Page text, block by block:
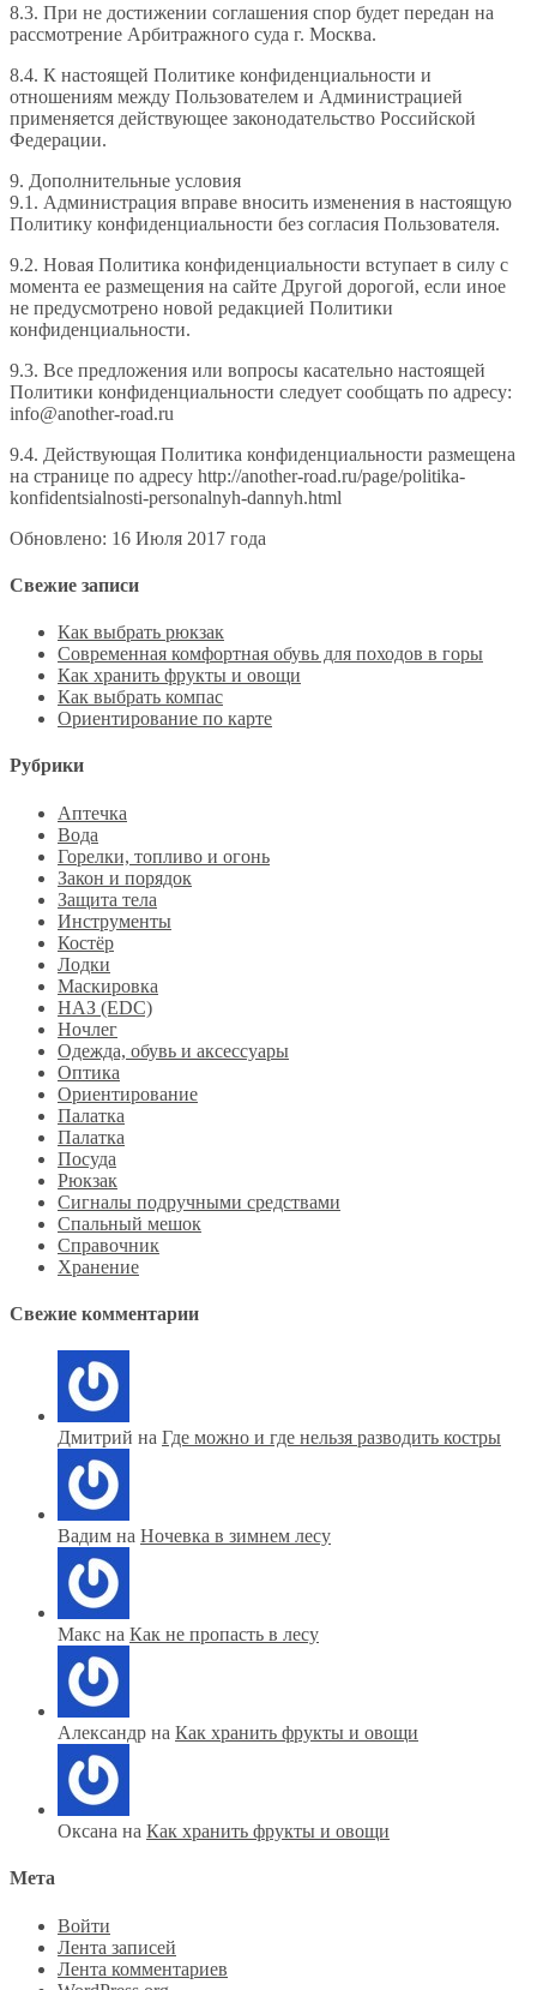
8.3. При не достижении соглашения спор будет передан на
рассмотрение Арбитражного суда г. Москва.
8.4. К настоящей Политике конфиденциальности и
отношениям между Пользователем и Администрацией
применяется действующее законодательство Российской
Федерации.
9. Дополнительные условия
9.1. Администрация вправе вносить изменения в настоящую
Политику конфиденциальности без согласия Пользователя.
9.2. Новая Политика конфиденциальности вступает в силу с
момента ее размещения на сайте Другой дорогой, если иное
не предусмотрено новой редакцией Политики
конфиденциальности.
9.3. Все предложения или вопросы касательно настоящей
Политики конфиденциальности следует сообщать по адресу:
info@another-road.ru
9.4. Действующая Политика конфиденциальности размещена
на странице по адресу http://another-road.ru/page/politika-
konfidentsialnosti-personalnyh-dannyh.html
Обновлено: 16 Июля 2017 года
Свежие записи
Как выбрать рюкзак
Современная комфортная обувь для походов в горы
Как хранить фрукты и овощи
Как выбрать компас
Ориентирование по карте
Рубрики
Аптечка
Вода
Горелки, топливо и огонь
Закон и порядок
Защита тела
Инструменты
Костёр
Лодки
Маскировка
НАЗ (EDC)
Ночлег
Одежда, обувь и аксессуары
Оптика
Ориентирование
Палатка
Палатка
Посуда
Рюкзак
Сигналы подручными средствами
Спальный мешок
Справочник
Хранение
Свежие комментарии
Дмитрий на Где можно и где нельзя разводить костры
Вадим на Ночевка в зимнем лесу
Макс на Как не пропасть в лесу
Александр на Как хранить фрукты и овощи
Оксана на Как хранить фрукты и овощи
Мета
Войти
Лента записей
Лента комментариев